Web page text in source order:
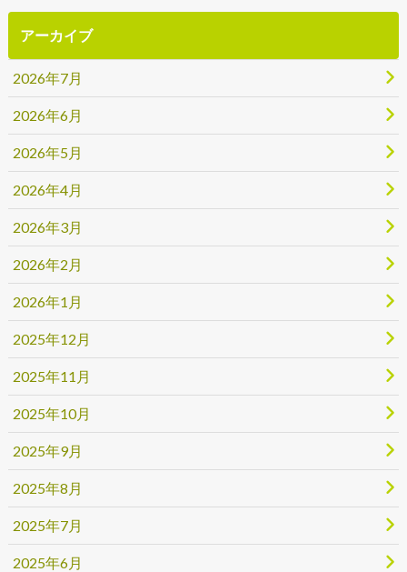
アーカイブ
2026年7月
2026年6月
2026年5月
2026年4月
2026年3月
2026年2月
2026年1月
2025年12月
2025年11月
2025年10月
2025年9月
2025年8月
2025年7月
2025年6月